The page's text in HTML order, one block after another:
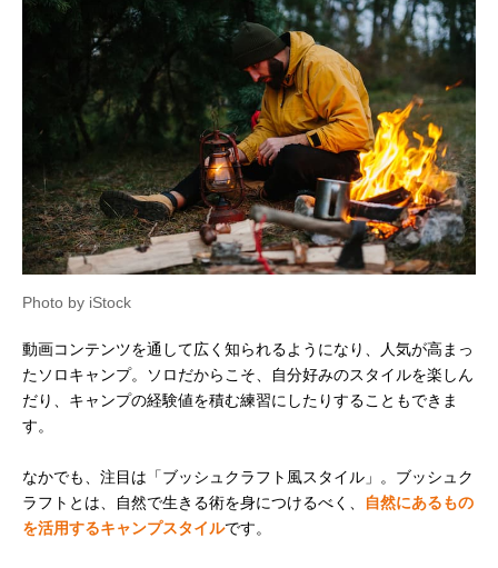
Photo by iStock
動画コンテンツを通して広く知られるようになり、人気が高まっ
たソロキャンプ。ソロだからこそ、自分好みのスタイルを楽しん
だり、キャンプの経験値を積む練習にしたりすることもできま
す。
なかでも、注目は「ブッシュクラフト風スタイル」。ブッシュク
ラフトとは、自然で生きる術を身につけるべく、
自然にあるもの
を活用するキャンプスタイルです。